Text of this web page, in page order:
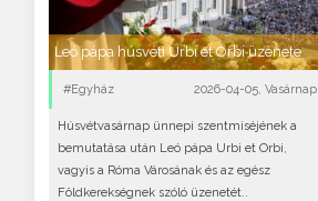
Leó pápa húsvéti Urbi et Orbi üzenete
#Egyház 2026-04-05, Vasárnap
Húsvétvasárnap ünnepi szentmiséjének a
bemutatása után Leó pápa Urbi et Orbi,
vagyis a Róma Városának és az egész
Földkerekségnek szóló üzenetét..